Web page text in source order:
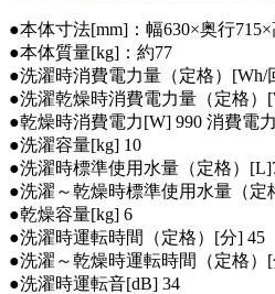
●本体寸法[mm]：幅630×奥行715×
●本体質量[kg]：約77
●洗濯時消費電力量（定格）[Wh/
●洗濯乾燥時消費電力量（定格）
●乾燥時消費電力[W] 990 消費電
●洗濯容量[kg] 10
●洗濯時標準使用水量（定格）
●洗濯～乾燥時標準使用水量（定
●乾燥容量[kg] 6
●洗濯時運転時間（定格）[分] 45
●洗濯～乾燥時運転時間（定格）[
●洗濯時運転音[dB] 34